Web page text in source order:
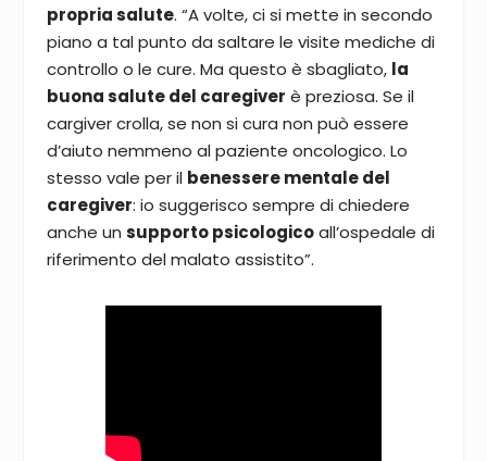
propria salute. “A volte, ci si mette in secondo
piano a tal punto da saltare le visite mediche di
controllo o le cure. Ma questo è sbagliato, la
buona salute del caregiver è preziosa. Se il
cargiver crolla, se non si cura non può essere
d’aiuto nemmeno al paziente oncologico. Lo
stesso vale per il benessere mentale del
caregiver: io suggerisco sempre di chiedere
anche un supporto psicologicoall’ospedale di
riferimento del malato assistito”.